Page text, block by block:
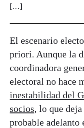
[…]
El escenario
priori. Aunque la
coordinadora
electoral no hace
inestabilidad del
socios, lo que
probable adelanto